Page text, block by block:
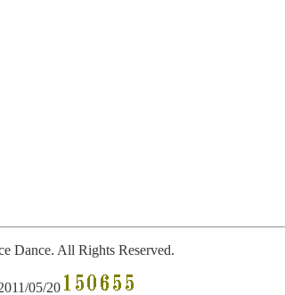
Dance. All Rights Reserved.
05/20